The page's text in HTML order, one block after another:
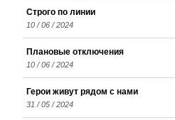
Строго по линии
10 / 06 / 2024
Плановые отключения
10 / 06 / 2024
Герои живут рядом с нами
31 / 05 / 2024